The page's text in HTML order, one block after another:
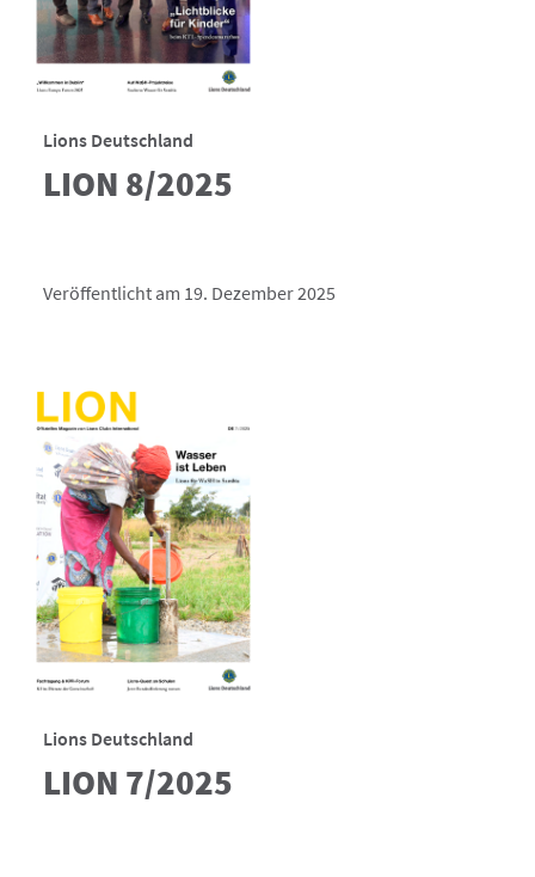
Lions Deutschland
LION 8/2025
Veröffentlicht am 19. Dezember 2025
Lions Deutschland
LION 7/2025